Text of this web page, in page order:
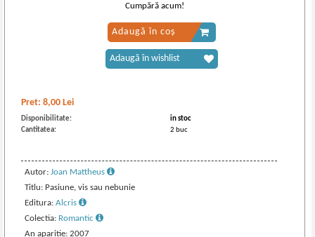
Pret:8,00 Lei
Disponibilitate:
in stoc
Cantitatea:
2 buc
Autor:Joan Mattheus
Titlu: Pasiune, vis sau nebunie
Editura:Alcris
Colectia: Romantic
An aparitie: 2007
Cumpără acum!
Adaugă în coș
Adaugă în wishlist